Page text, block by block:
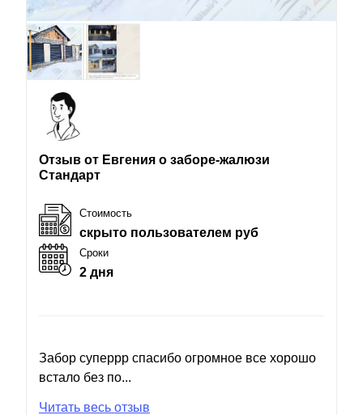
Отзыв от Евгения о заборе-жалюзи
Стандарт
Стоимость
скрыто пользователем руб
Сроки
2 дня
Забор суперрр спасибо огромное все хорошо
встало без по...
Читать весь отзыв